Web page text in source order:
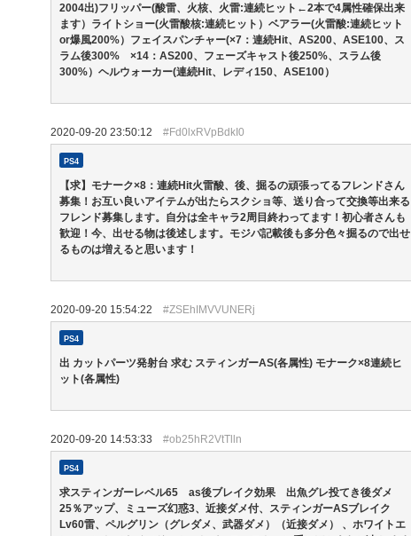
2004出)フリッパー(酸雷、火核、火雷:連続ヒット←2本で4属性確保出来
ます）ライトショー(火雷酸核:連続ヒット）ベアラー(火雷酸:連続ヒット
or爆風200%）フェイスパンチャー(×7：連続Hit、AS200、ASE100、ス
ラム後300% ×14：AS200、フェーズキャスト後250%、スラム後
300%）ヘルウォーカー(連続Hit、レディ150、ASE100）
2020-09-20 23:50:12 #Fd0lxRVpBdkI0
PS4
【求】モナーク×8：連続Hit火雷酸、後、掘るの頑張ってるフレンドさん
募集！お互い良いアイテムが出たらスクショ等、送り合って交換等出来る
フレンド募集します。自分は全キャラ2周目終わってます！初心者さんも
歓迎！今、出せる物は後述します。モジパ記載後も多分色々掘るので出せ
るものは増えると思います！
2020-09-20 15:54:22 #ZSEhIMVVUNERj
PS4
出 カットパーツ発射台 求む スティンガーAS(各属性) モナーク×8連続ヒ
ット(各属性)
2020-09-20 14:53:33 #ob25hR2VtTlln
PS4
求スティンガーレベル65 as後ブレイク効果 出魚グレ投てき後ダメ
25％アップ、ミューズ幻惑3、近接ダメ付、スティンガーASブレイク
Lv60雷、ペルグリン（グレダメ、武器ダメ）（近接ダメ） 、ホワイトエ